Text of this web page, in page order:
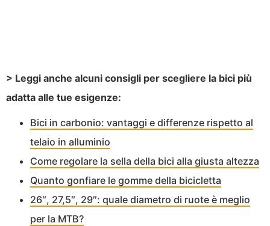
> Leggi anche alcuni consigli per scegliere la bici più
adatta alle tue esigenze:
Bici in carbonio: vantaggi e differenze rispetto al
telaio in alluminio
Come regolare la sella della bici alla giusta altezza
Quanto gonfiare le gomme della bicicletta
26″, 27,5″, 29″: quale diametro di ruote è meglio
per la MTB?